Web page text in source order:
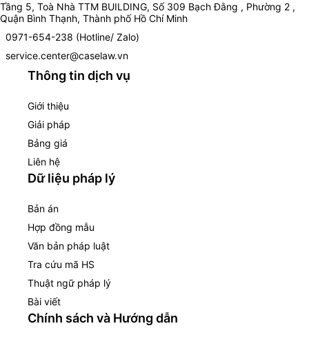
Tầng 5, Toà Nhà TTM BUILDING, Số 309 Bạch Đằng , Phường 2 ,
Quận Bình Thạnh, Thành phố Hồ Chí Minh
0971-654-238 (Hotline/ Zalo)
service.center@caselaw.vn
Thông tin dịch vụ
Giới thiệu
Giải pháp
Bảng giá
Liên hệ
Dữ liệu pháp lý
Bản án
Hợp đồng mẫu
Văn bản pháp luật
Tra cứu mã HS
Thuật ngữ pháp lý
Bài viết
Chính sách và Hướng dẫn